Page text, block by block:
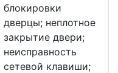
блокировки
дверцы; неплотное
закрытие двери;
неисправность
сетевой клавиши;